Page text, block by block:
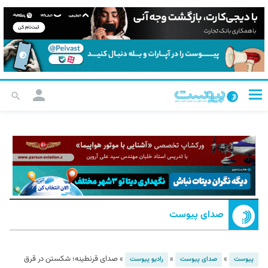
صدای پیوست
پیوست » صدای پیوست » رادیو پیوست »صدای قرنطینه؛ شکستن در قرق